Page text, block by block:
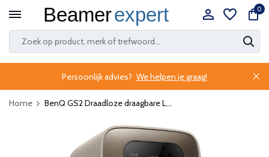
0
Persoonlijk advies? We helpen je graag!
Home BenQ GS2 Draadloze draagbare L...